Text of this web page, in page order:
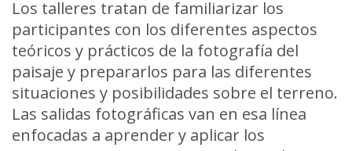
Los talleres tratan de familiarizar los
participantes con los diferentes aspectos
teóricos y prácticos de la fotografía del
paisaje y prepararlos para las diferentes
situaciones y posibilidades sobre el terreno.
Las salidas fotográficas van en esa línea
enfocadas a aprender y aplicar los